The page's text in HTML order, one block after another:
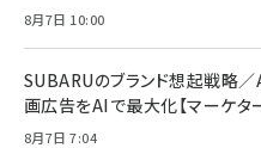
8月7日 10:00
SUBARUのブランド想起戦略／
画広告をAIで最大化【マーケタ
8月7日 7:04